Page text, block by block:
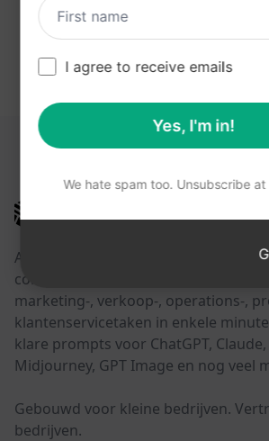
DEZE LINKS KUNNEN
AIPRM
AIPRM is een tool voor
community-gedreven
marketing-, verkoop-, operations-,
klantenservicetaken in enkele
klare prompts voor ChatGPT,
Midjourney, GPT Image en nog veel
Gebouwd voor kleine bedrijven.
bedrijven.
I agree to receive emails
Yes, I'm in!
We hate spam too. Unsubscribe at